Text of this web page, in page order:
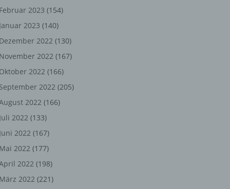
Februar 2023 (154)
Januar 2023 (140)
Dezember 2022 (130)
November 2022 (167)
Oktober 2022 (166)
September 2022 (205)
2022 (166)
Juli 2022 (133)
Juni 2022 (167)
Mai 2022 (177)
2022 (198)
März 2022 (221)
oder